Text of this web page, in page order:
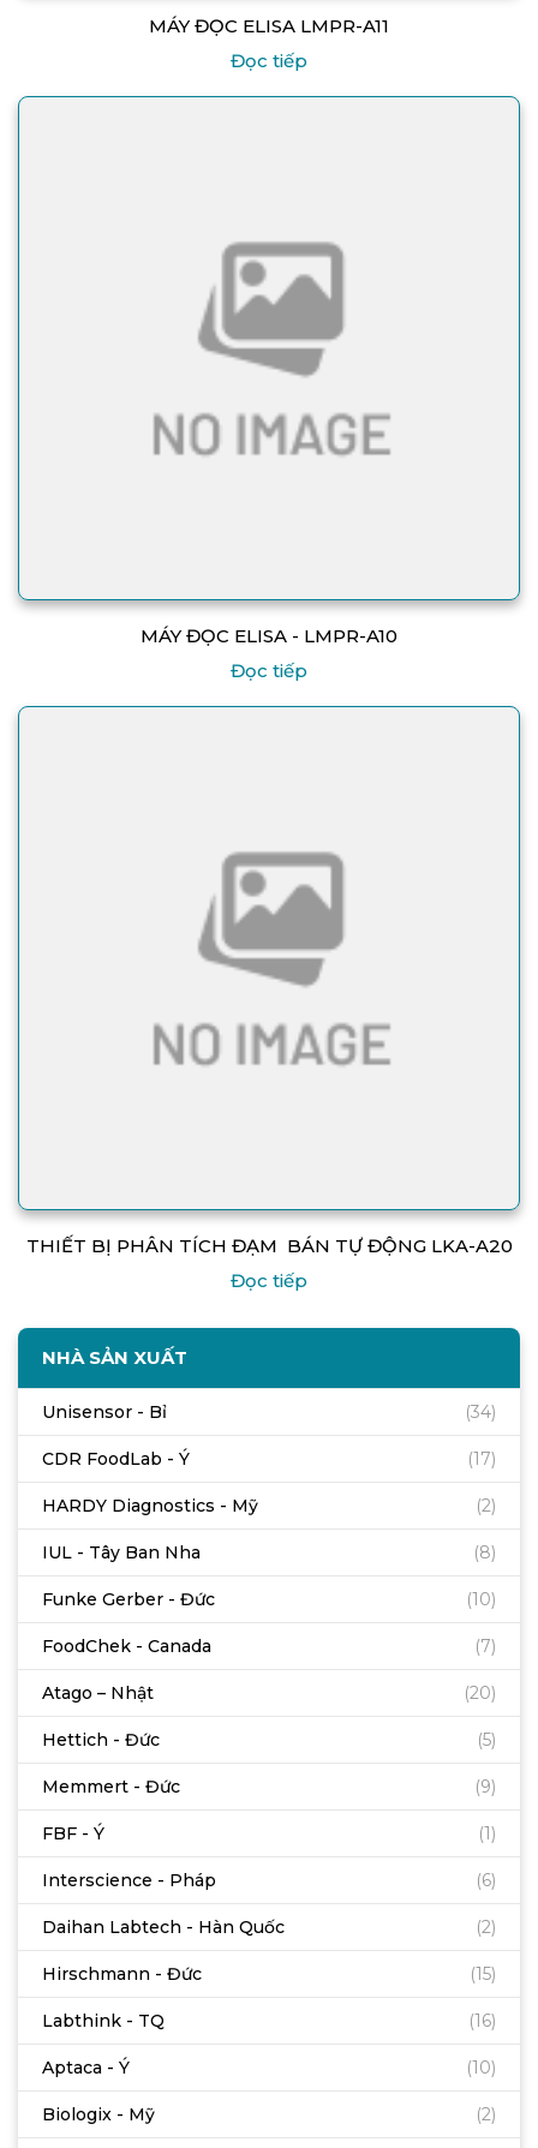
MÁY ĐỌC ELISA LMPR-A11
Đọc tiếp
MÁY ĐỌC ELISA - LMPR-A10
Đọc tiếp
THIẾT BỊ PHÂN TÍCH ĐẠM BÁN TỰ ĐỘNG LKA-A20
Đọc tiếp
NHÀ SẢN XUẤT
Unisensor - Bỉ (34)
CDR FoodLab - Ý (17)
HARDY Diagnostics - Mỹ (2)
IUL - Tây Ban Nha (8)
Funke Gerber - Đức (10)
FoodChek - Canada (7)
Atago – Nhật (20)
Hettich - Đức (5)
Memmert - Đức (9)
FBF - Ý (1)
Interscience - Pháp (6)
Daihan Labtech - Hàn Quốc (2)
Hirschmann - Đức (15)
Labthink - TQ (16)
Aptaca - Ý (10)
Biologix - Mỹ (2)